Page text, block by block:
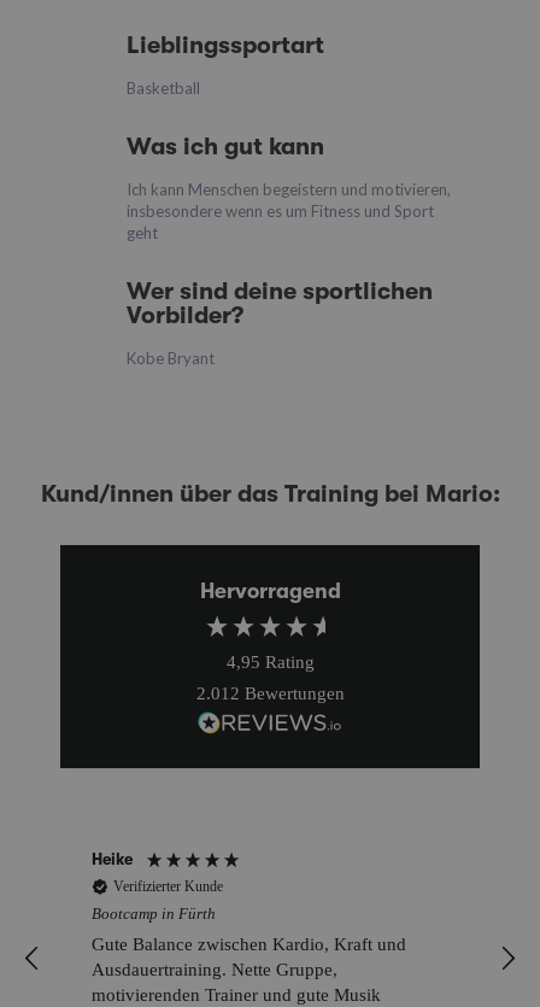
Lieblingssportart
Basketball
Was ich gut kann
Ich kann Menschen begeistern und motivieren,
insbesondere wenn es um Fitness und Sport
geht
Wer sind deine sportlichen
Vorbilder?
Kobe Bryant
Kund/innen über das Training bei Mario:
Hervorragend
4,95 Rating
2.012 Bewertungen
Heike
Verifizierter Kunde
Bootcamp in Fürth
Gute Balance zwischen Kardio, Kraft und
Ausdauertraining. Nette Gruppe,
motivierenden Trainer und gute Musik